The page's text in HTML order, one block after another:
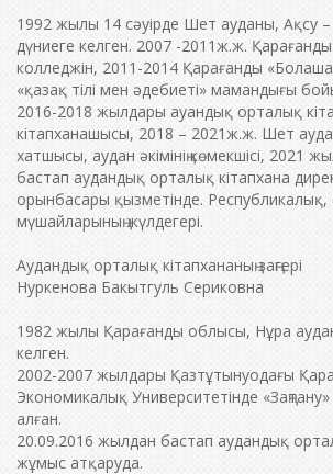
1992 жылы 14 сәуірде Шет ауданы, Ақсу
дүниеге келген. 2007 -2011ж.ж.
колледжін, 2011-2014 Қарағанды
«қазақ тілі мен әдебиеті» мамандығы
2016-2018 жылдары ауандық орталық
кітапханашысы, 2018 – 2021ж.ж. Шет
хатшысы, аудан әкімінің көмекшісі, 2021
бастап аудандық орталық кітапхана
орынбасары қызметінде.
мүшайларының жүлдегері.
Аудандық орталық кітапхананың заңгері
Нуркенова Бакытгуль Сериковна
1982 жылы Қарағанды облысы, Нұра
келген.
2002-2007 жылдары Қазтұтынуодағы
Экономикалық Университетінде
алған.
20.09.2016 жылдан бастап аудандық
жұмыс атқаруда.